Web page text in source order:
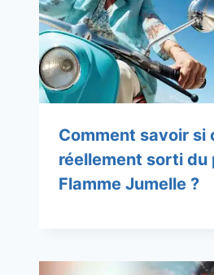
Comment savoir si
réellement sorti du
Flamme Jumelle ?